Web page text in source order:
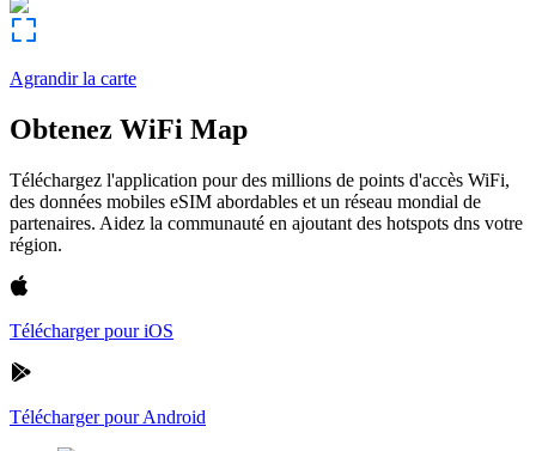
Agrandir la carte
Obtenez WiFi Map
Téléchargez l'application pour des millions de points d'accès WiFi,
des données mobiles eSIM abordables et un réseau mondial de
partenaires. Aidez la communauté en ajoutant des hotspots dns votre
région.
Télécharger pour iOS
Télécharger pour Android